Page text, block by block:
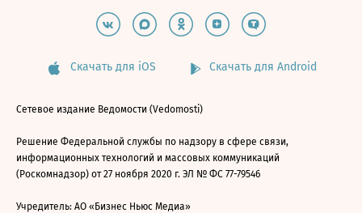
Скачать для iOS Скачать для Android
Сетевое издание Ведомости (Vedomosti)
Решение Федеральной службы по надзору в сфере связи,
информационных технологий и массовых коммуникаций
(Роскомнадзор) от 27 ноября 2020 г. ЭЛ № ФС 77-79546
Учредитель: АО «Бизнес Ньюс Медиа»